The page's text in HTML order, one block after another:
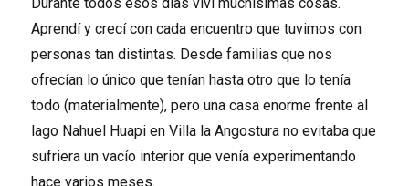
Aprendí y crecí con cada encuentro que tuvimos con
personas tan distintas. Desde familias que nos
ofrecían lo único que tenían hasta otro que lo tenía
todo (materialmente), pero una casa enorme frente al
lago Nahuel Huapi en Villa la Angostura no evitaba que
sufriera un vacío interior que venía experimentando
hace varios meses.